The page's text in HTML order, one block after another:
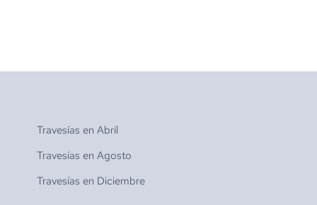
Travesías en Abril
Travesías en Agosto
Travesías en Diciembre